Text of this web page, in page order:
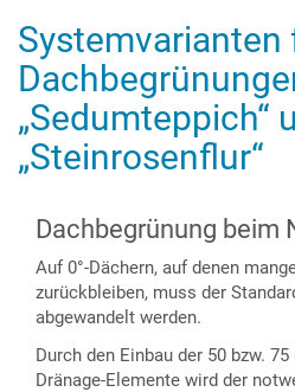
Systemvarianten
„Sedumteppich“
„Steinrosenflur“
Dachbegrünung beim
Auf 0°-Dächern, auf denen
zurückbleiben, muss der
abgewandelt werden.
Durch den Einbau der 50 bzw.
Dränage-Elemente wird der